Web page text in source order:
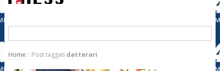
Home / Post taggati datterari